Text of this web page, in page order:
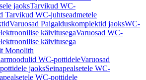
jaoksTarvikud WC-
Tarvikud WC-juhtseadmetele
Varuosad Paigalduskomplektid jaoksWC-
käivitusegaVaruosad WC-
käivitusega
Monolith
WC-pottideleVaruosad
jaoksSeinapealsetele WC-
WC-pottidele